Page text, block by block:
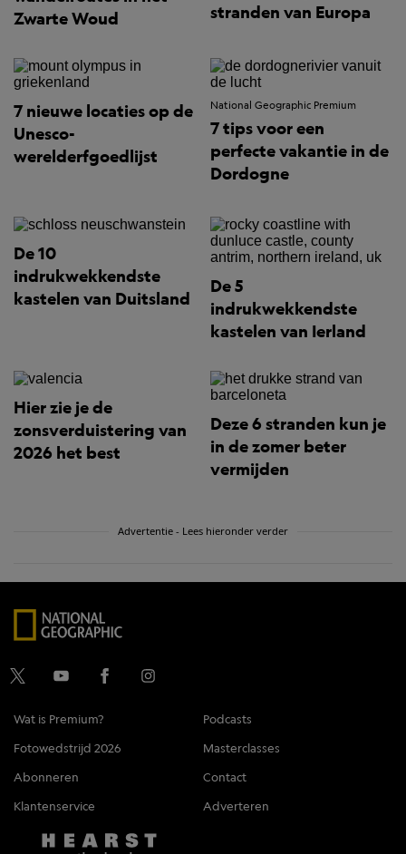
Zwarte Woud
stranden van Europa
7 nieuwe locaties op de
Unesco-
werelderfgoedlijst
National Geographic Premium
7 tips voor een
perfecte vakantie in de
Dordogne
De 10
indrukwekkendste
kastelen van Duitsland
De 5
indrukwekkendste
kastelen van Ierland
Hier zie je de
zonsverduistering van
2026 het best
Deze 6 stranden kun je
in de zomer beter
vermijden
Advertentie - Lees hieronder verder
Wat is Premium?
Podcasts
Fotowedstrijd 2026
Masterclasses
Abonneren
Contact
Klantenservice
Adverteren